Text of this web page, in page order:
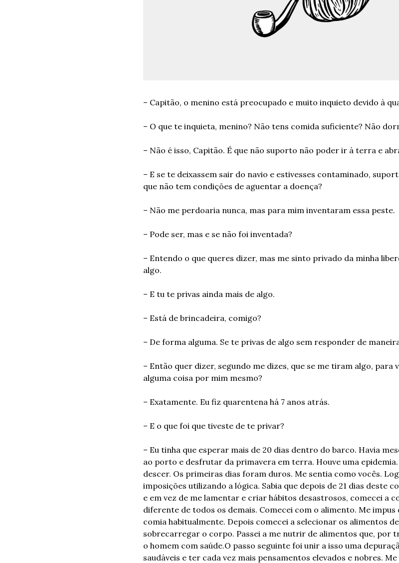
– Capitão, o menino está preocupado e muito inquieto devido à
– O que te inquieta, menino? Não tens comida suficiente? Não
– Não é isso, Capitão. É que não suporto não poder ir à terra e
– E se te deixassem sair do navio e estivesses contaminado,
que não tem condições de aguentar a doença?
– Não me perdoaria nunca, mas para mim inventaram essa peste.
– Pode ser, mas e se não foi inventada?
– Entendo o que queres dizer, mas me sinto privado da minha
algo.
– E tu te privas ainda mais de algo.
– Está de brincadeira, comigo?
– De forma alguma. Se te privas de algo sem responder de
– Então quer dizer, segundo me dizes, que se me tiram algo, para
alguma coisa por mim mesmo?
– Exatamente. Eu fiz quarentena há 7 anos atrás.
– E o que foi que tiveste de te privar?
– Eu tinha que esperar mais de 20 dias dentro do barco. Havia
ao porto e desfrutar da primavera em terra. Houve uma
descer. Os primeiras dias foram duros. Me sentia como vocês.
imposições utilizando a lógica. Sabia que depois de 21 dias deste
e em vez de me lamentar e criar hábitos desastrosos, comecei a
diferente de todos os demais. Comecei com o alimento. Me
comia habitualmente. Depois comecei a selecionar os alimentos
sobrecarregar o corpo. Passei a me nutrir de alimentos que, por
o homem com saúde.O passo seguinte foi unir a isso uma
saudáveis e ter cada vez mais pensamentos elevados e nobres.